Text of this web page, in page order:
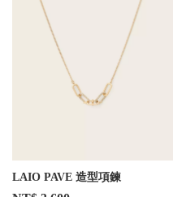
LAIO PAVE 造型項鍊